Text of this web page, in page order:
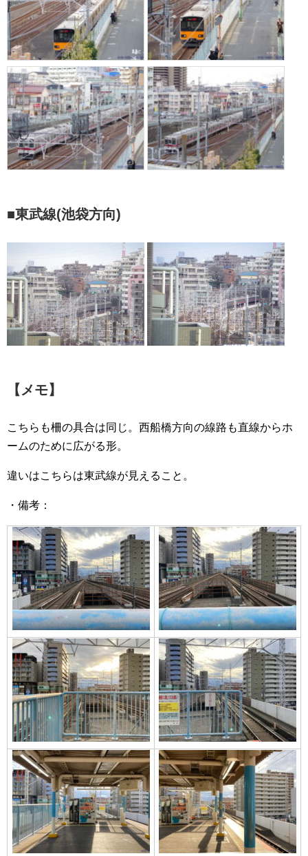
■東武線(池袋方向)
【メモ】
こちらも柵の具合は同じ。西船橋方向の線路も直線からホ
ームのために広がる形。
違いはこちらは東武線が見えること。
・備考：